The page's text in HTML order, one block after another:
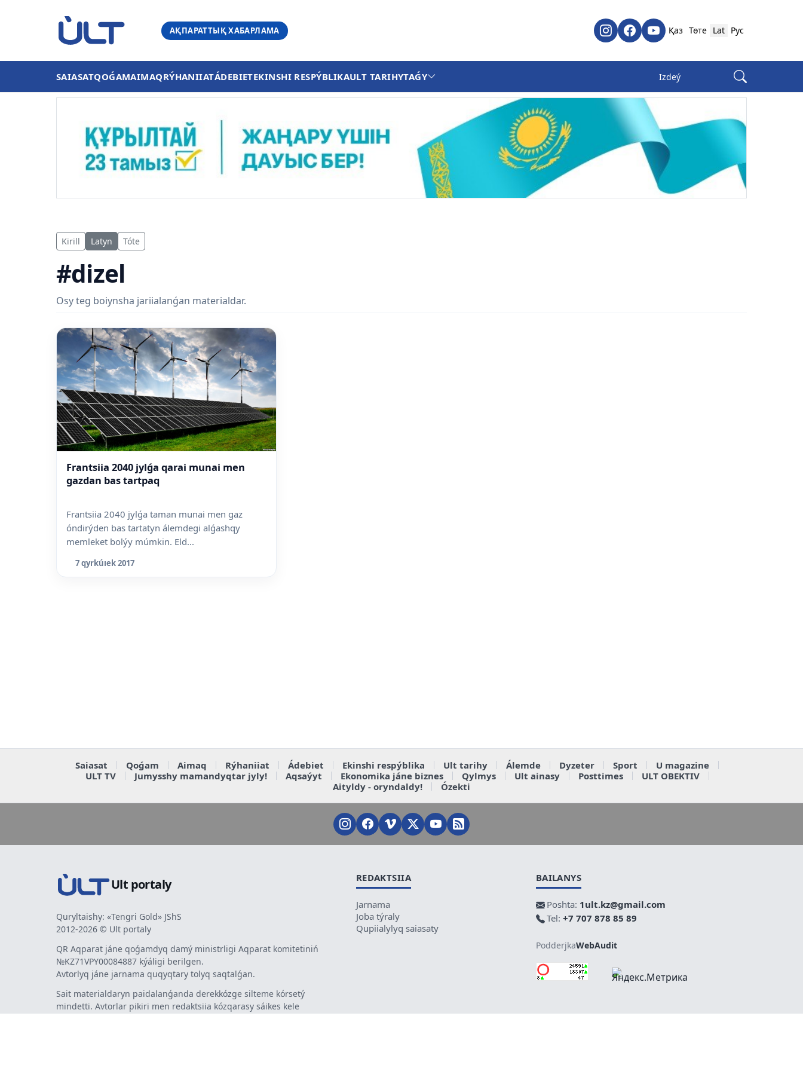
АҚПАРАТТЫҚ ХАБАРЛАМА Қаз Төте Lat Рус
SAIASATQOǴAMAIMAQRÝHANIIATÁDEBIETEKINSHI RESPÝBLIKAULT TARIHYTAǴY
Kirill Latyn Tóte
#dizel
Osy teg boiynsha jariialanǵan materialdar.
Frantsiia 2040 jylǵa qarai munai men
gazdan bas tartpaq
Frantsiia 2040 jylǵa taman munai men gaz
óndirýden bas tartatyn álemdegi alǵashqy
memleket bolýy múmkin. Eld...
7 qyrkúıek 2017
Saiasat Qoǵam Aimaq Rýhaniiat Ádebiet Ekinshi respýblika Ult tarihy Álemde Dyzeter Sport
U magazine
ULT TV
Jumysshy mamandyqtar jyly! Aqsaýyt Ekonomika jáne biznes Qylmys Ult ainasy Posttimes
ULT OBEKTIV
Aityldy - oryndaldy!
Ózekti
Ult portaly
Quryltaishy: «Tengri Gold» JShS
2012-2026 © Ult portaly
QR Aqparat jáne qoǵamdyq damý ministrligi Aqparat komitetiniń
№KZ71VPY00084887 kýáligi berilgen.
Avtorlyq jáne jarnama quqyqtary tolyq saqtalǵan.
Sait materialdaryn paidalanǵanda derekkózge silteme kórsetý
mindetti. Avtorlar pikiri men redaktsiia kózqarasy sáikes kele
REDAKTSIIA
Jarnama
Joba týraly
Qupiialylyq saiasaty
BAILANYS
Poshta: 1ult.kz@gmail.com
Tel: +7 707 878 85 89
PodderjkaWebAudit